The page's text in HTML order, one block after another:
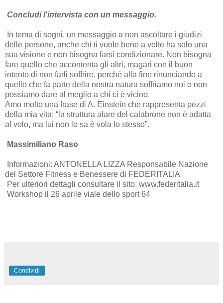
Concludi l'intervista con un messaggio.
In tema di sogni, un messaggio a non ascoltare i giudizi
delle persone, anche chi ti vuole bene a volte ha solo una
sua visione e non bisogna farsi condizionare. Non bisogna
fare quello che accontenta gli altri, magari con il buon
intento di non farli soffrire, perché alla fine rinunciando a
quello che fa parte della nostra natura soffriamo noi o non
possiamo dare al meglio a chi ci è vicino.
Amo molto una frase di A. Einstein che rappresenta pezzi
della mia vita: “la struttura alare del calabrone non è adatta
al volo, ma lui non lo sa è vola lo stesso”.
Massimiliano Raso
Informazioni: ANTONELLA LIZZA Responsabile Nazione
del Settore Fitness e Benessere di FEDERITALIA
Per ulteriori dettagli consultare il sito: www.federitalia.it
Workshop il 26 aprile viale dello sport 64
Condividi